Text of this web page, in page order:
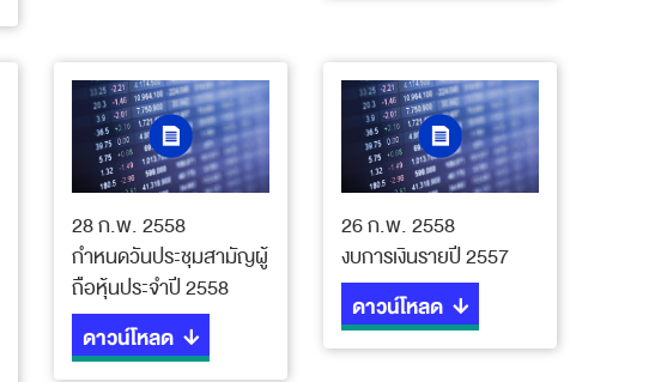
28 ก.พ. 2558
กำหนดวันประชุมสามัญผู้
ถือหุ้นประจำปี 2558
ดาวน์โหลด
26 ก.พ. 2558
งบการเงินรายปี 2557
ดาวน์โหลด